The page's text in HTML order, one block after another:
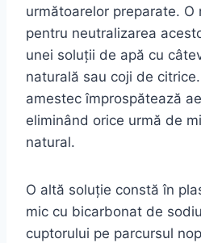
următoarelor preparate.
pentru neutralizarea
unei soluții de apă cu
naturală sau coji de
amestec împrospătează
eliminând orice urmă de
natural.
O altă soluție constă în
mic cu bicarbonat de
cuptorului pe parcursul